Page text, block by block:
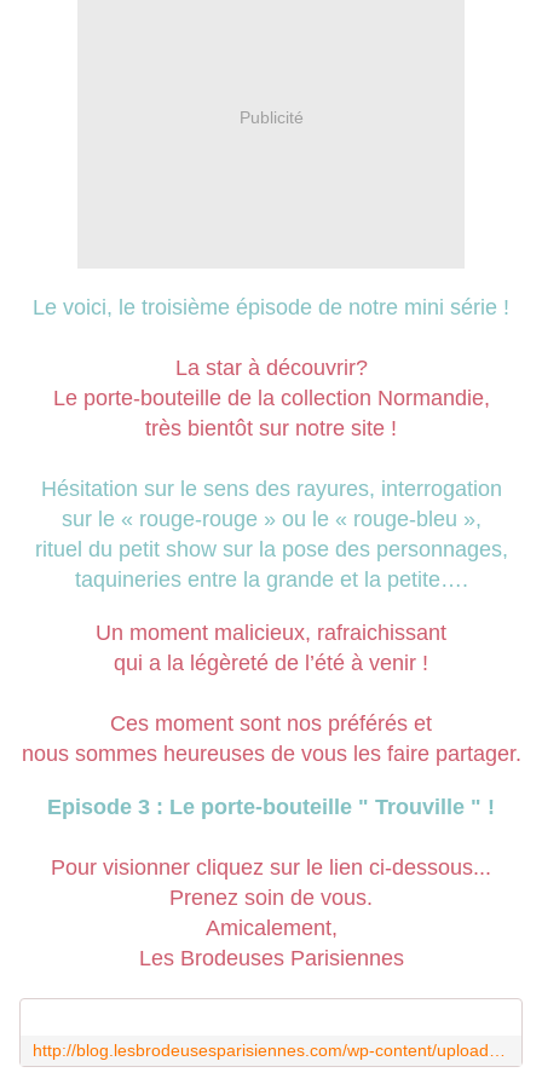
Publicité
Le voici, le troisième épisode de notre mini série !
La star à découvrir?
Le porte-bouteille de la collection Normandie,
très bientôt sur notre site !
Hésitation sur le sens des rayures, interrogation
sur le « rouge-rouge » ou le « rouge-bleu »,
rituel du petit show sur la pose des personnages,
taquineries entre la grande et la petite….
Un moment malicieux, rafraichissant
qui a la légèreté de l’été à venir !
Ces moment sont nos préférés et
nous sommes heureuses de vous les faire partager.
Episode 3 : Le porte-bouteille " Trouville " !
Pour visionner cliquez sur le lien ci-dessous...
Prenez soin de vous.
Amicalement,
Les Brodeuses Parisiennes